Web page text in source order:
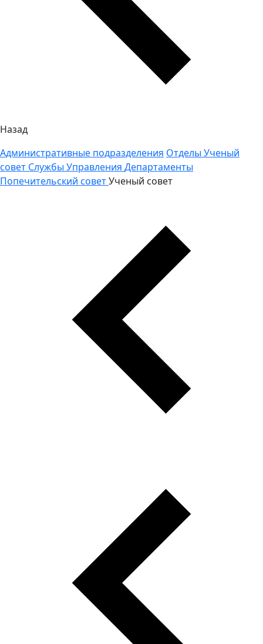
Назад
Административные подразделения Отделы Ученый
совет Службы Управления Департаменты
Попечительский советУченый совет